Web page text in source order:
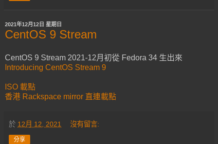
2021年12月12日 星期日
CentOS 9 Stream
CentOS 9 Stream 2021-12月初從 Fedora 34 生出來
Introducing CentOS Stream 9
ISO 載點
香港 Rackspace mirror 直連載點
於 12月 12, 2021 沒有留言:
分享